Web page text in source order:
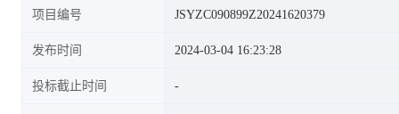
项目编号 JSYZC090899Z20241620379
发布时间 2024-03-04 16:23:28
投标截止时间